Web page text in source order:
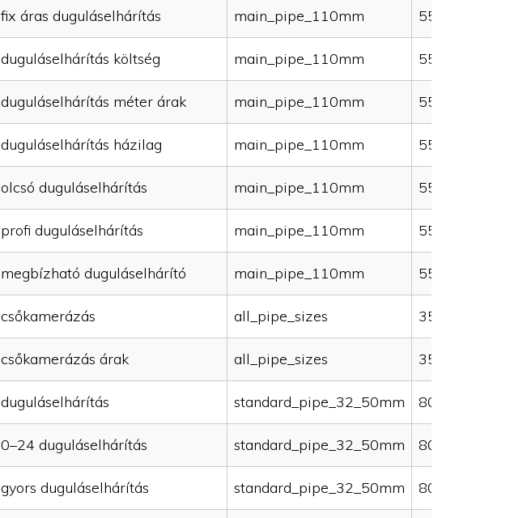
fix áras duguláselhárítás main_pipe_110mm 55000
duguláselhárítás költség main_pipe_110mm 55000
duguláselhárítás méter árak main_pipe_110mm 55000
duguláselhárítás házilag main_pipe_110mm 55000
olcsó duguláselhárítás main_pipe_110mm 55000
profi duguláselhárítás main_pipe_110mm 55000
megbízható duguláselhárító main_pipe_110mm 55000
csőkamerázás all_pipe_sizes 35000
csőkamerázás árak all_pipe_sizes 35000
duguláselhárítás standard_pipe_32_50mm 80000
0–24 duguláselhárítás standard_pipe_32_50mm 80000
gyors duguláselhárítás standard_pipe_32_50mm 80000